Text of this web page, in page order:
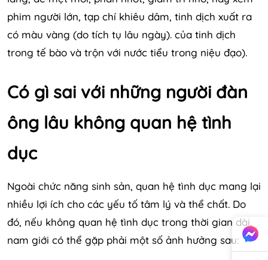
phim người lớn, tạp chí khiêu dâm, tinh dịch xuất ra
có màu vàng (do tích tụ lâu ngày). của tinh dịch
trong tế bào và trộn với nước tiểu trong niệu đạo).
Có gì sai với những người đàn
ông lâu không quan hệ tình
dục
Ngoài chức năng sinh sản, quan hệ tình dục mang lại
nhiều lợi ích cho các yếu tố tâm lý và thể chất. Do
đó, nếu không quan hệ tình dục trong thời gian dài,
nam giới có thể gặp phải một số ảnh hưởng sau: